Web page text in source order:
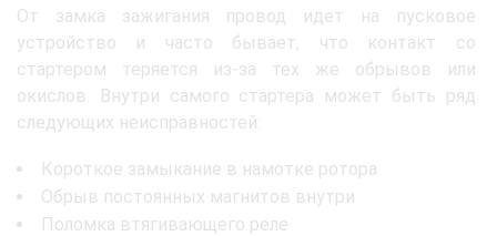
От замка зажигания провод идет на пусковое
устройство и часто бывает, что контакт со
стартером теряется из-за тех же обрывов или
окислов. Внутри самого стартера может быть ряд
следующих неисправностей:
Короткое замыкание в намотке ротора
Обрыв постоянных магнитов внутри
Поломка втягивающего реле